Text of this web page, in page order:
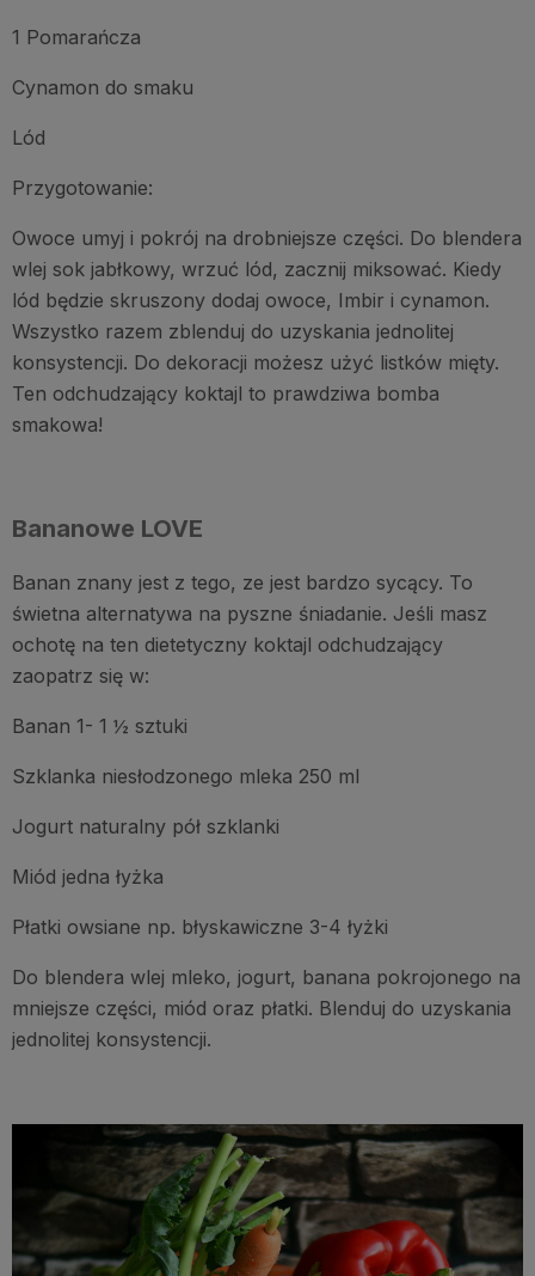
1 Pomarańcza
Cynamon do smaku
Lód
Przygotowanie:
Owoce umyj i pokrój na drobniejsze części. Do blendera
wlej sok jabłkowy, wrzuć lód, zacznij miksować. Kiedy
lód będzie skruszony dodaj owoce, Imbir i cynamon.
Wszystko razem zblenduj do uzyskania jednolitej
konsystencji. Do dekoracji możesz użyć listków mięty.
Ten odchudzający koktajl to prawdziwa bomba
smakowa!
Bananowe LOVE
Banan znany jest z tego, ze jest bardzo sycący. To
świetna alternatywa na pyszne śniadanie. Jeśli masz
ochotę na ten dietetyczny koktajl odchudzający
zaopatrz się w:
Banan 1- 1 ½ sztuki
Szklanka niesłodzonego mleka 250 ml
Jogurt naturalny pół szklanki
Miód jedna łyżka
Płatki owsiane np. błyskawiczne 3-4 łyżki
Do blendera wlej mleko, jogurt, banana pokrojonego na
mniejsze części, miód oraz płatki. Blenduj do uzyskania
jednolitej konsystencji.